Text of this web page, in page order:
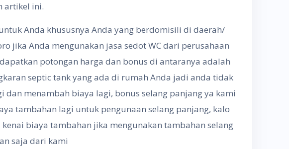
artikel ini.
Anda khususnya Anda yang berdomisili di daerah/
jika Anda mengunakan jasa sedot WC dari perusahaan
potongan harga dan bonus di antaranya adalah
septic tank yang ada di rumah Anda jadi anda tidak
dan menambah biaya lagi, bonus selang panjang ya kami
tambahan lagi untuk pengunaan selang panjang, kalo
biaya tambahan jika mengunakan tambahan selang
saja dari kami